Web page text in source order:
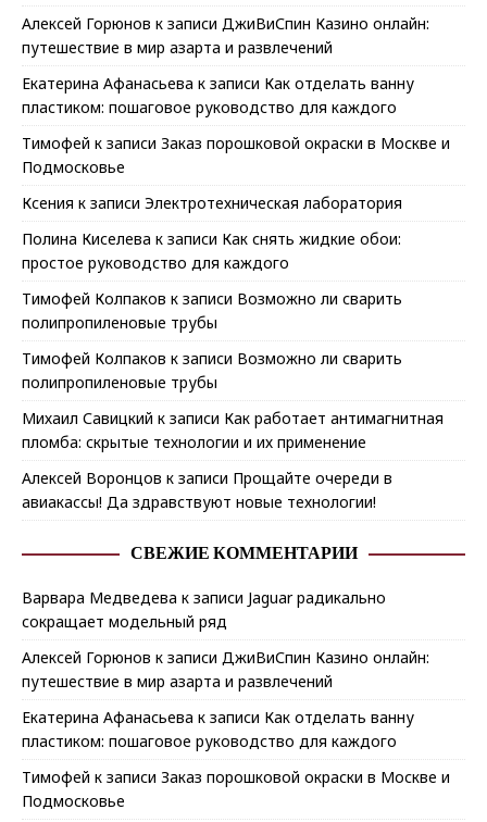
Алексей Горюнов к записи ДжиВиСпин Казино онлайн:
путешествие в мир азарта и развлечений
Екатерина Афанасьева к записи Как отделать ванну
пластиком: пошаговое руководство для каждого
Тимофей к записи Заказ порошковой окраски в Москве и
Подмосковье
Ксения к записи Электротехническая лаборатория
Полина Киселева к записи Как снять жидкие обои:
простое руководство для каждого
Тимофей Колпаков к записи Возможно ли сварить
полипропиленовые трубы
Тимофей Колпаков к записи Возможно ли сварить
полипропиленовые трубы
Михаил Савицкий к записи Как работает антимагнитная
пломба: скрытые технологии и их применение
Алексей Воронцов к записи Прощайте очереди в
авиакассы! Да здравствуют новые технологии!
СВЕЖИЕ КОММЕНТАРИИ
Варвара Медведева к записи Jaguar радикально
сокращает модельный ряд
Алексей Горюнов к записи ДжиВиСпин Казино онлайн:
путешествие в мир азарта и развлечений
Екатерина Афанасьева к записи Как отделать ванну
пластиком: пошаговое руководство для каждого
Тимофей к записи Заказ порошковой окраски в Москве и
Подмосковье